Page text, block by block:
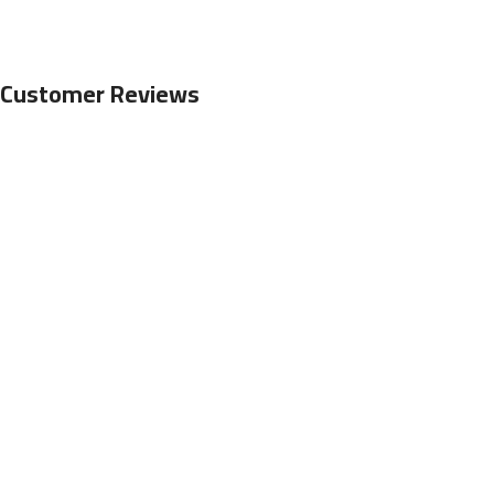
Customer Reviews